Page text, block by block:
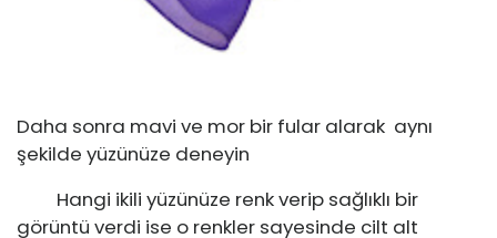
Daha sonra mavi ve mor bir fular alarak aynı
şekilde yüzünüze deneyin
Hangi ikili yüzünüze renk verip sağlıklı bir
görüntü verdi ise o renkler sayesinde cilt alt